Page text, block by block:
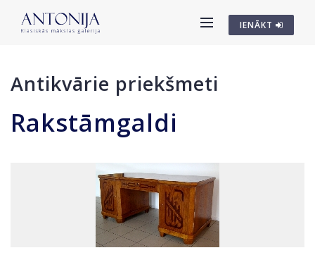
IENĀKT
Antikvārie priekšmeti
Rakstāmgaldi